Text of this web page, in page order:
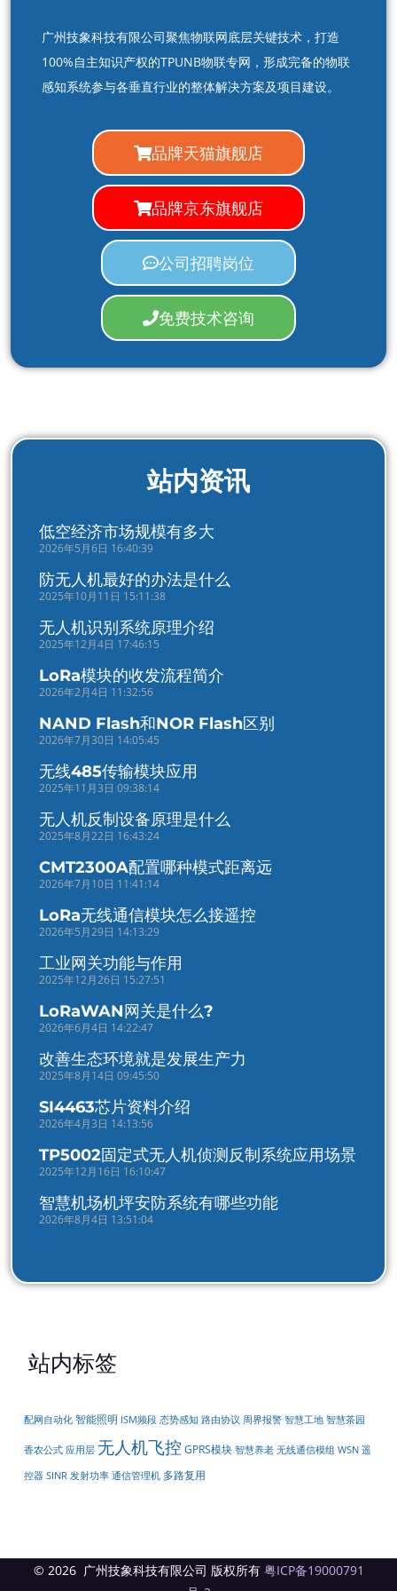
广州技象科技有限公司聚焦物联网底层关键技术，打造
100%自主知识产权的TPUNB物联专网，形成完备的物联
感知系统参与各垂直行业的整体解决方案及项目建设。
品牌天猫旗舰店
品牌京东旗舰店
公司招聘岗位
免费技术咨询
站内资讯
低空经济市场规模有多大
2026年5月6日 16:40:39
防无人机最好的办法是什么
2025年10月11日 15:11:38
无人机识别系统原理介绍
2025年12月4日 17:46:15
LoRa模块的收发流程简介
2026年2月4日 11:32:56
NAND Flash和NOR Flash区别
2026年7月30日 14:05:45
无线485传输模块应用
2025年11月3日 09:38:14
无人机反制设备原理是什么
2025年8月22日 16:43:24
CMT2300A配置哪种模式距离远
2026年7月10日 11:41:14
LoRa无线通信模块怎么接遥控
2026年5月29日 14:13:29
工业网关功能与作用
2025年12月26日 15:27:51
LoRaWAN网关是什么?
2026年6月4日 14:22:47
改善生态环境就是发展生产力
2025年8月14日 09:45:50
SI4463芯片资料介绍
2026年4月3日 14:13:56
TP5002固定式无人机侦测反制系统应用场景
2025年12月16日 16:10:47
智慧机场机坪安防系统有哪些功能
2026年8月4日 13:51:04
站内标签
配网自动化 智能照明 ISM频段 态势感知 路由协议 周界报警 智慧工地 智慧茶园
香农公式 应用层 无人机飞控 GPRS模块 智慧养老 无线通信模组 WSN 遥
控器 SINR 发射功率 通信管理机 多路复用
© 2026 广州技象科技有限公司 版权所有 粤ICP备19000791